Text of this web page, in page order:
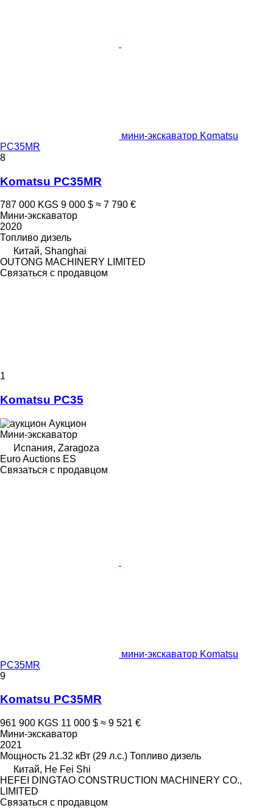
мини-экскаватор Komatsu
PC35MR
8
Komatsu PC35MR
787 000 KGS 9 000 $ ≈ 7 790 €
Мини-экскаватор
2020
Топливо дизель
Китай, Shanghai
OUTONG MACHINERY LIMITED
Связаться с продавцом
1
Komatsu PC35
Аукцион
Мини-экскаватор
Испания, Zaragoza
Euro Auctions ES
Связаться с продавцом
мини-экскаватор Komatsu
PC35MR
9
Komatsu PC35MR
961 900 KGS 11 000 $ ≈ 9 521 €
Мини-экскаватор
2021
Мощность 21.32 кВт (29 л.с.) Топливо дизель
Китай, He Fei Shi
HEFEI DINGTAO CONSTRUCTION MACHINERY CO.,
LIMITED
Связаться с продавцом